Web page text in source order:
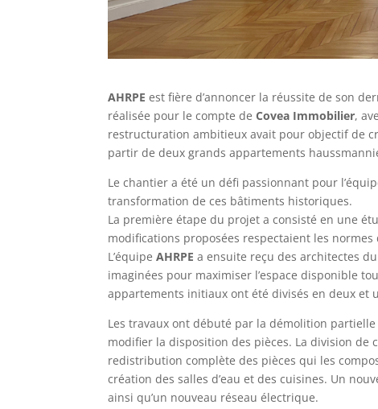
AHRPE est fière d’annoncer la réussite de son
réalisée pour le compte deCovea Immobilier,
restructuration ambitieux avait pour objectif de
partir de deux grands appartements
Le chantier a été un défi passionnant pour
transformation de ces bâtiments historiques.
La première étape du projet a consisté en une
modifications proposées respectaient les
L’équipeAHRPE a ensuite reçu des architectes
imaginées pour maximiser l’espace disponible
appartements initiaux ont été divisés en deux et
Les travaux ont débuté par la démolition
modifier la disposition des pièces. La division
redistribution complète des pièces qui les
création des salles d’eau et des cuisines. Un
ainsi qu’un nouveau réseau électrique.